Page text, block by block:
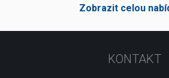
Zobrazit celou
KONTAKT